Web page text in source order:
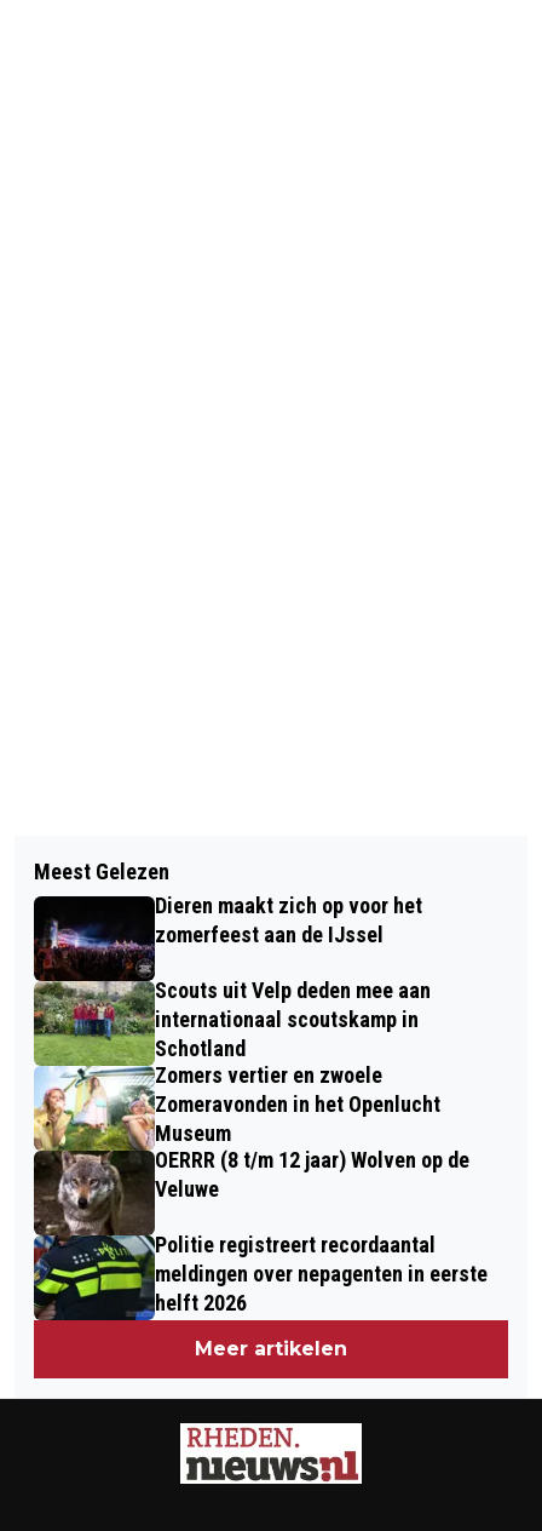
WERKGROEP DUURZAAM DIEREN
WEST ORGANISEERT BIJEENKOMST
OVER “VERBORGEN
ENERGIEVERSPILLING”
GEMEENTE RHEDEN PEILT MENING
INWONERS OVER CULTUUR
Meest Gelezen
Dieren maakt zich op voor het
zomerfeest aan de IJssel
Scouts uit Velp deden mee aan
internationaal scoutskamp in
Schotland
Zomers vertier en zwoele
Zomeravonden in het Openlucht
Museum
OERRR (8 t/m 12 jaar) Wolven op de
Veluwe
Politie registreert recordaantal
meldingen over nepagenten in eerste
helft 2026
Meer artikelen